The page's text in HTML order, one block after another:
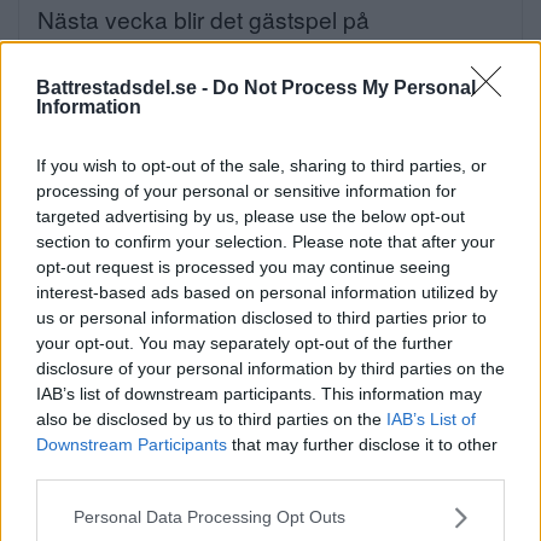
Battrestadsdel.se - Do Not Process My Personal
Information
If you wish to opt-out of the sale, sharing to third parties, or
processing of your personal or sensitive information for
targeted advertising by us, please use the below opt-out
section to confirm your selection. Please note that after your
opt-out request is processed you may continue seeing
interest-based ads based on personal information utilized by
us or personal information disclosed to third parties prior to
your opt-out. You may separately opt-out of the further
disclosure of your personal information by third parties on the
IAB’s list of downstream participants. This information may
also be disclosed by us to third parties on the IAB’s List of
Downstream Participants that may further disclose it to other
Please note that this website/app uses one or more Google
Personal Data Processing Opt Outs
Nästa vecka blir det gästspel på
Publicerad 07:08, 7 augusti 2026
Elsparkcyklister till sjukhus
efter olycka
På onsdagskvällen körde en elsparkcykel in
i en […]
Publicerad 09:51, 6 augusti 2026
Alice, 17, sätter upp egen
musikal – här är de största